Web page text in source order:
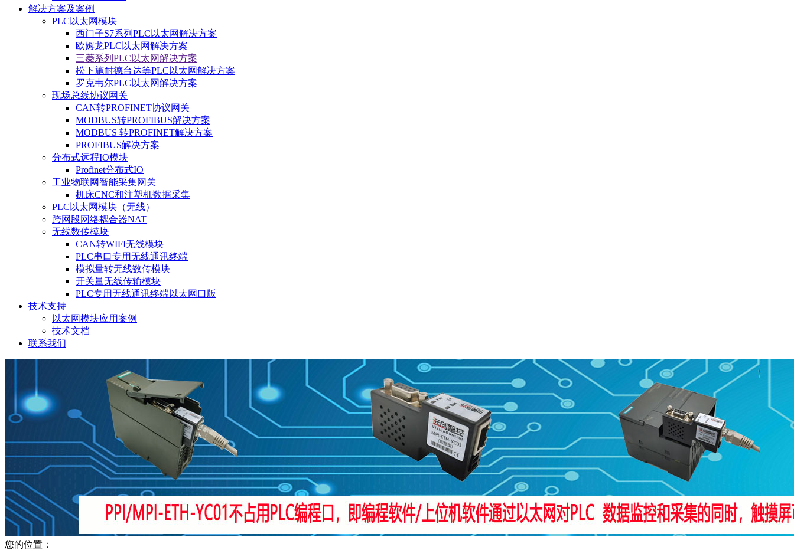
解决方案及案例
PLC以太网模块
西门子S7系列PLC以太网解决方案
欧姆龙PLC以太网解决方案
三菱系列PLC以太网解决方案
松下施耐德台达等PLC以太网解决方案
罗克韦尔PLC以太网解决方案
现场总线协议网关
CAN转PROFINET协议网关
MODBUS转PROFIBUS解决方案
MODBUS 转PROFINET解决方案
PROFIBUS解决方案
分布式远程IO模块
Profinet分布式IO
工业物联网智能采集网关
机床CNC和注塑机数据采集
PLC以太网模块（无线）
跨网段网络耦合器NAT
无线数传模块
CAN转WIFI无线模块
PLC串口专用无线通讯终端
模拟量转无线数传模块
开关量无线传输模块
PLC专用无线通讯终端以太网口版
技术支持
以太网模块应用案例
技术文档
联系我们
您的位置：